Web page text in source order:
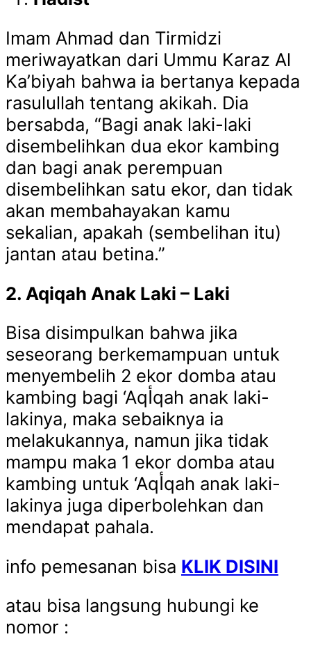
Imam Ahmad dan Tirmidzi
meriwayatkan dari Ummu Karaz Al
Ka’biyah bahwa ia bertanya kepada
rasulullah tentang akikah. Dia
bersabda, “Bagi anak laki-laki
disembelihkan dua ekor kambing
dan bagi anak perempuan
disembelihkan satu ekor, dan tidak
akan membahayakan kamu
sekalian, apakah (sembelihan itu)
jantan atau betina.”
2. Aqiqah Anak Laki – Laki
Bisa disimpulkan bahwa jika
seseorang berkemampuan untuk
menyembelih 2 ekor domba atau
kambing bagi ‘Aqأqah anak laki-
lakinya, maka sebaiknya ia
melakukannya, namun jika tidak
mampu maka 1 ekor domba atau
kambing untuk ‘Aqأqah anak laki-
lakinya juga diperbolehkan dan
mendapat pahala.
info pemesanan bisa KLIK DISINI
atau bisa langsung hubungi ke
nomor :